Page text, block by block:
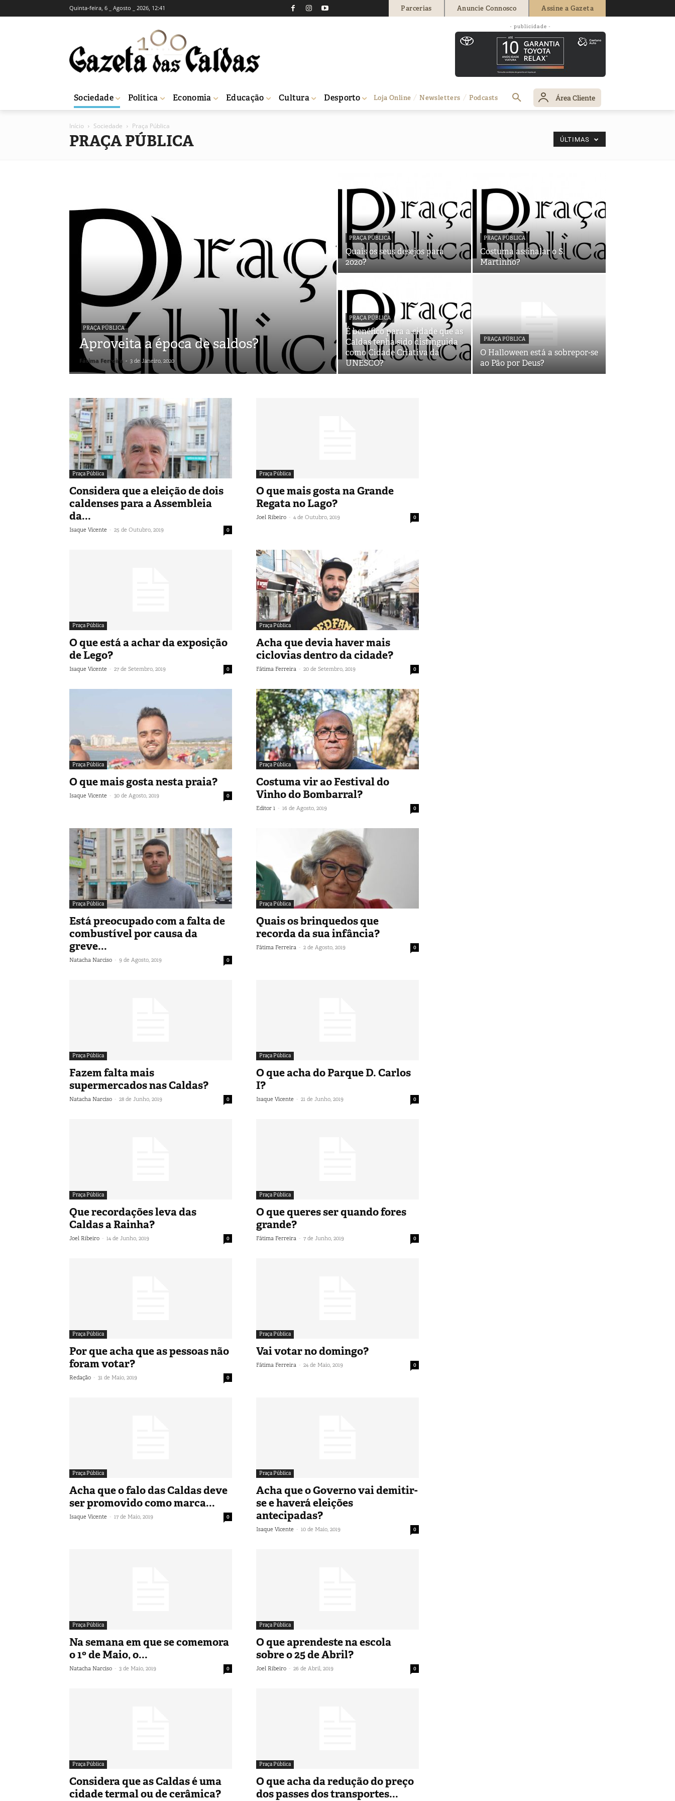
Quinta-feira, 6 _ Agosto _ 2026, 12:41 Parcerias Anuncie Connosco Assine a Gazeta
- publicidade -
Sociedade Política Economia Educação Cultura Desporto Loja Online Newsletters Podcasts Área Cliente
Início Sociedade Praça Pública
PRAÇA PÚBLICA ÚLTIMAS
PRAÇA PÚBLICA
Aproveita a época de saldos?
Fátima Ferreira - 3 de Janeiro, 2020
PRAÇA PÚBLICA
Quais os seus desejos para
2020?
PRAÇA PÚBLICA
Costuma assinalar o S.
Martinho?
PRAÇA PÚBLICA
É benéfico para a cidade que as
Caldas tenha sido distinguida
como Cidade Criativa da
UNESCO?
PRAÇA PÚBLICA
O Halloween está a sobrepor-se
ao Pão por Deus?
Praça Pública
Considera que a eleição de dois
caldenses para a Assembleia
da...
Isaque Vicente - 25 de Outubro, 2019 0
Praça Pública
O que mais gosta na Grande
Regata no Lago?
Joel Ribeiro - 4 de Outubro, 2019 0
Praça Pública
O que está a achar da exposição
de Lego?
Isaque Vicente - 27 de Setembro, 2019 0
Praça Pública
Acha que devia haver mais
ciclovias dentro da cidade?
Fátima Ferreira - 20 de Setembro, 2019 0
Praça Pública
O que mais gosta nesta praia?
Isaque Vicente - 30 de Agosto, 2019 0
Praça Pública
Costuma vir ao Festival do
Vinho do Bombarral?
Editor 1 - 16 de Agosto, 2019 0
Praça Pública
Está preocupado com a falta de
combustível por causa da
greve...
Natacha Narciso - 9 de Agosto, 2019 0
Praça Pública
Quais os brinquedos que
recorda da sua infância?
Fátima Ferreira - 2 de Agosto, 2019 0
Praça Pública
Fazem falta mais
supermercados nas Caldas?
Natacha Narciso - 28 de Junho, 2019 0
Praça Pública
O que acha do Parque D. Carlos
I?
Isaque Vicente - 21 de Junho, 2019 0
Praça Pública
Que recordações leva das
Caldas a Rainha?
Joel Ribeiro - 14 de Junho, 2019 0
Praça Pública
O que queres ser quando fores
grande?
Fátima Ferreira - 7 de Junho, 2019 0
Praça Pública
Por que acha que as pessoas não
foram votar?
Redação - 31 de Maio, 2019 0
Praça Pública
Vai votar no domingo?
Fátima Ferreira - 24 de Maio, 2019 0
Praça Pública
Acha que o falo das Caldas deve
ser promovido como marca...
Isaque Vicente - 17 de Maio, 2019 0
Praça Pública
Acha que o Governo vai demitir-
se e haverá eleições
antecipadas?
Isaque Vicente - 10 de Maio, 2019 0
Praça Pública
Na semana em que se comemora
o 1º de Maio, o...
Natacha Narciso - 3 de Maio, 2019 0
Praça Pública
O que aprendeste na escola
sobre o 25 de Abril?
Joel Ribeiro - 26 de Abril, 2019 0
Praça Pública
Considera que as Caldas é uma
cidade termal ou de cerâmica?
Praça Pública
O que acha da redução do preço
dos passes dos transportes...